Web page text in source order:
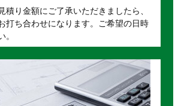
積り金額にご了承いただきましたら、
打ち合わせになります。ご希望の日時
。